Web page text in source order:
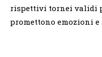
rispettivi tornei validi
promettono emozioni